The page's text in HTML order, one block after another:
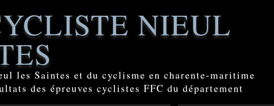
NIEUL
les Saintes et du cyclisme en charente-maritime
des épreuves cyclistes FFC du département